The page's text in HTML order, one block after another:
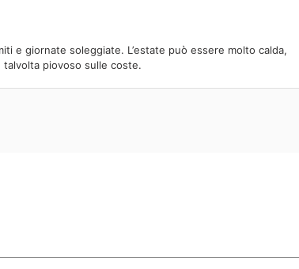
e giornate soleggiate. L’estate può essere molto calda,
piovoso sulle coste.